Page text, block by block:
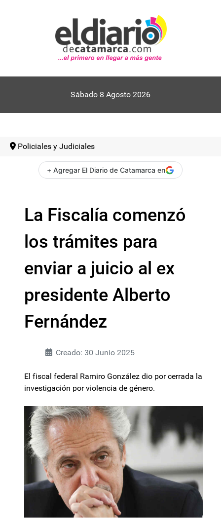
Sábado 8 Agosto 2026
Policiales y Judiciales
+ Agregar El Diario de Catamarca en
La Fiscalía comenzó
los trámites para
enviar a juicio al ex
presidente Alberto
Fernández
Creado: 30 Junio 2025
El fiscal federal Ramiro González dio por cerrada la
investigación por violencia de género.